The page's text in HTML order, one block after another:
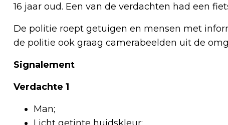
16 jaar oud. Een van de verdachten had een
De politie roept getuigen en mensen met
de politie ook graag camerabeelden uit de
Signalement
Verdachte 1
Man;